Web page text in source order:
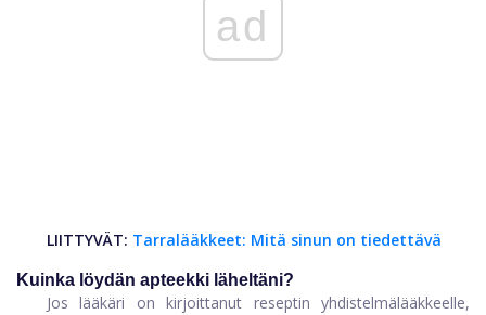
ad
LIITTYVÄT: Tarralääkkeet: Mitä sinun on tiedettävä
Kuinka löydän apteekki läheltäni?
Jos lääkäri on kirjoittanut reseptin yhdistelmälääkkeelle,